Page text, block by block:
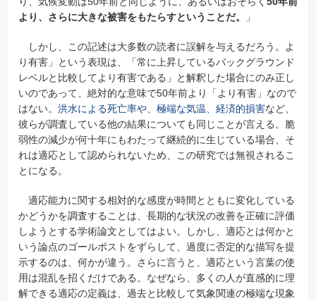
より、さらに大きな被害をもたらすということだ。
」
しかし、この記述は大多数の読者に誤解を与えるだろう。よ
り有害」という表現は、「常に上昇しているバックグラウンド
レベルと比較してより有害である」と解釈した場合にのみ正し
いのであって、絶対的な意味で50年前より「より有害」なので
はない。 洪水による死亡率や、極端な気温、経済的損害など、
彼らが調査している他の結果についても同じことが言える。脆
弱性の減少が何十年にもわたって継続的に生じている場合、そ
れは適応として認められないため、この研究では無視されるこ
とになる。
適応能力に関する相対的な感度が時間とともに変化している
かどうかを調査することは、長期的な状況の改善を正確に評価
しようとする学術論文としてはよい。しかし、適応とは何かと
いう論点のゴールポストをずらして、過度に否定的な描写を提
示するのは、何かが違う。さらに言うと、適応という言葉の使
用は混乱を招くだけである。なぜなら、多くの人が直感的に理
解できる適応の定義は、過去と比較して気象関連の極端な現象